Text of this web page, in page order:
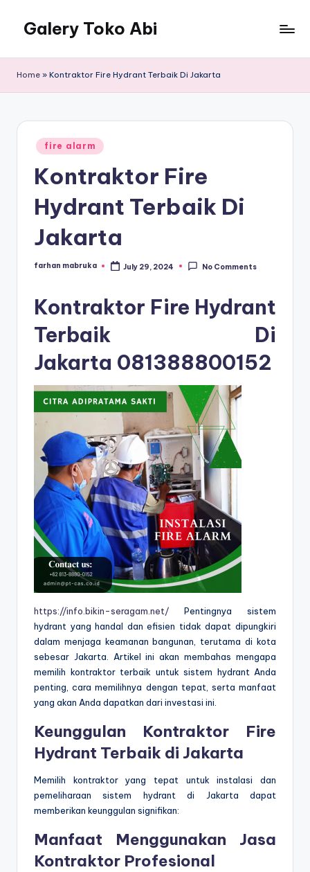
Galery Toko Abi
Home » Kontraktor Fire Hydrant Terbaik Di Jakarta
Posted
in
fire alarm
Kontraktor Fire
Hydrant Terbaik Di
Jakarta
Posted
farhan mabruka July 29, 2024 No Comments
Kontraktor Fire Hydrant
Terbaik Di
Jakarta 081388800152
https://info.bikin-seragam.net/ Pentingnya sistem
hydrant yang handal dan efisien tidak dapat dipungkiri
dalam menjaga keamanan bangunan, terutama di kota
sebesar Jakarta. Artikel ini akan membahas mengapa
memilih kontraktor terbaik untuk sistem hydrant Anda
penting, cara memilihnya dengan tepat, serta manfaat
yang akan Anda dapatkan dari investasi ini.
Keunggulan Kontraktor Fire
Hydrant Terbaik di Jakarta
Memilih kontraktor yang tepat untuk instalasi dan
pemeliharaan sistem hydrant di Jakarta dapat
memberikan keunggulan signifikan:
Manfaat Menggunakan Jasa
Kontraktor Profesional